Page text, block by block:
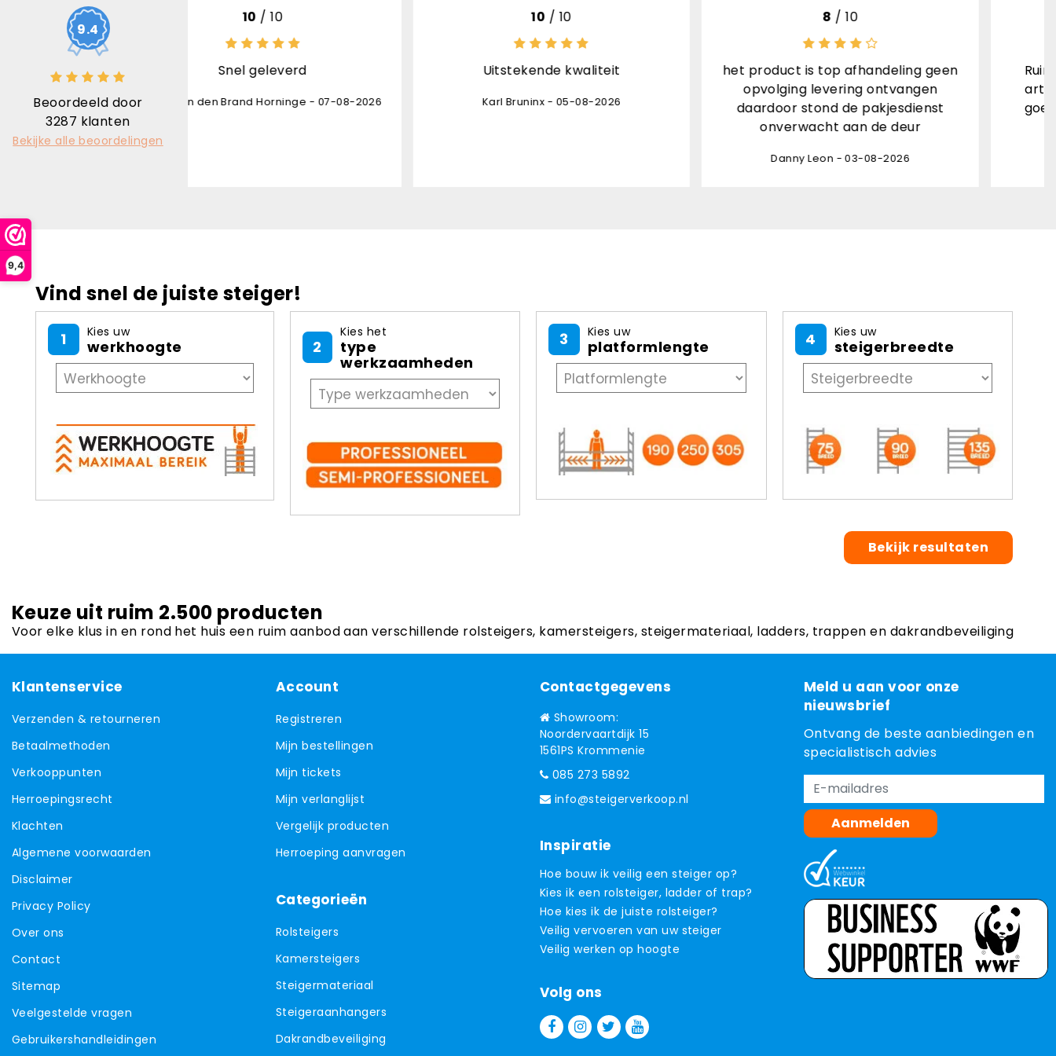
9,4
9.4
Beoordeeld door
3287 klanten
Bekijke alle beoordelingen
/ 10
Snel geleverd
Brand Horninge - 07-08-2026
Uitstekende kwaliteit
Karl Bruninx - 05-08-2026
het product is top afhandeling geen
daardoor stond de pakjesdienst
Ruime keuze, goede beschrijving
artikelen, snelle verzending met
goede informatie, goed verpakt,
kortom een 10!
Hilda Kuijper - 03-08-2026
Vind snel de juiste steiger!
1 Kies uw
werkhoogte 2
Kies het
type
werkzaamheden
3 Kies uw
platformlengte 4 Kies uw
steigerbreedte
Bekijk resultaten
Keuze uit ruim 2.500 producten
Voor elke klus in en rond het huis een ruim aanbod aan verschillende rolsteigers, kamersteigers, steigermateriaal, ladders, trappen en dakrandbeveiliging
Klantenservice
Verzenden & retourneren
Betaalmethoden
Verkooppunten
Herroepingsrecht
Klachten
Algemene voorwaarden
Disclaimer
Privacy Policy
Over ons
Contact
Sitemap
Veelgestelde vragen
Gebruikershandleidingen
Account
Registreren
Mijn bestellingen
Mijn tickets
Mijn verlanglijst
Vergelijk producten
Herroeping aanvragen
Categorieën
Rolsteigers
Kamersteigers
Steigermateriaal
Steigeraanhangers
Dakrandbeveiliging
Contactgegevens
Showroom:
Noordervaartdijk 15
1561PS Krommenie
085 273 5892
info@steigerverkoop.nl
Inspiratie
Hoe bouw ik veilig een steiger op?
Kies ik een rolsteiger, ladder of trap?
Hoe kies ik de juiste rolsteiger?
Veilig vervoeren van uw steiger
Veilig werken op hoogte
Volg ons
Meld u aan voor onze
nieuwsbrief
Ontvang de beste aanbiedingen en
specialistisch advies
Aanmelden